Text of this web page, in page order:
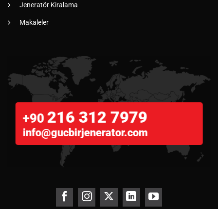
Jeneratör Kiralama
Makaleler
+90 216 312 7979
info@gucbirjenerator.com